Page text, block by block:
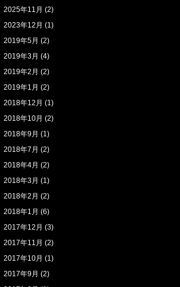
2025年11月 (2)
2023年12月 (1)
2019年5月 (2)
2019年3月 (4)
2019年2月 (2)
2019年1月 (2)
2018年12月 (1)
2018年10月 (2)
2018年9月 (1)
2018年7月 (2)
2018年4月 (2)
2018年3月 (1)
2018年2月 (2)
2018年1月 (6)
2017年12月 (3)
2017年11月 (2)
2017年10月 (1)
2017年9月 (2)